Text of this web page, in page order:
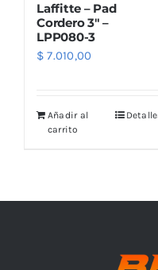
Laffitte – Pad
Cordero 3″ –
LPP080-3
$ 7.010,00
Añadir al
carrito